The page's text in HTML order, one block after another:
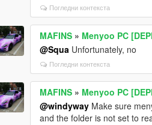
Погледни контекста
MAFINS » Menyoo PC
@Squa Unfortunately, no
Погледни контекста
MAFINS » Menyoo PC
@windyway Make sure
and the folder is not set to